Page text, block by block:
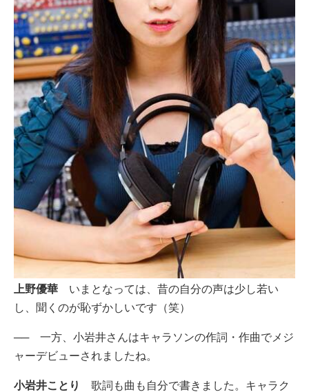
上野優華 いまとなっては、昔の自分の声は少し若い
し、聞くのが恥ずかしいです（笑）
── 一方、小岩井さんはキャラソンの作詞・作曲でメジ
ャーデビューされましたね。
小岩井ことり
歌詞も曲も自分で書きました。キャラク